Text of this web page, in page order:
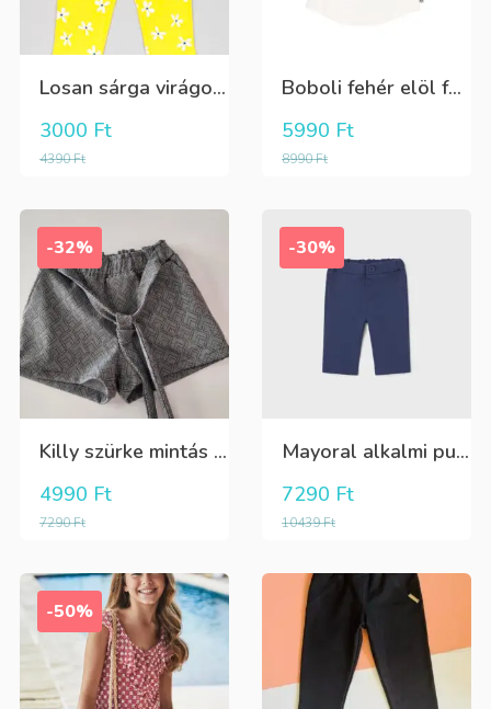
Losan sárga virágos 3/4-es leggings
4390Ft
3000 Ft
Boboli fehér elöl fekete tüll+gyöngyös csini póló
8990Ft
5990 Ft
-32%
Killy szürke mintás rövidnadrág
7290Ft
4990 Ft
-30%
Mayoral alkalmi puha kék élre vasalt nadrág, behúzható derékrésszel
10439Ft
7290 Ft
-50%